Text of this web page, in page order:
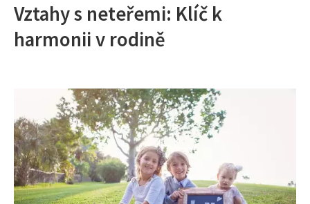
Vztahy s neteřemi: Klíč k
harmonii v rodině